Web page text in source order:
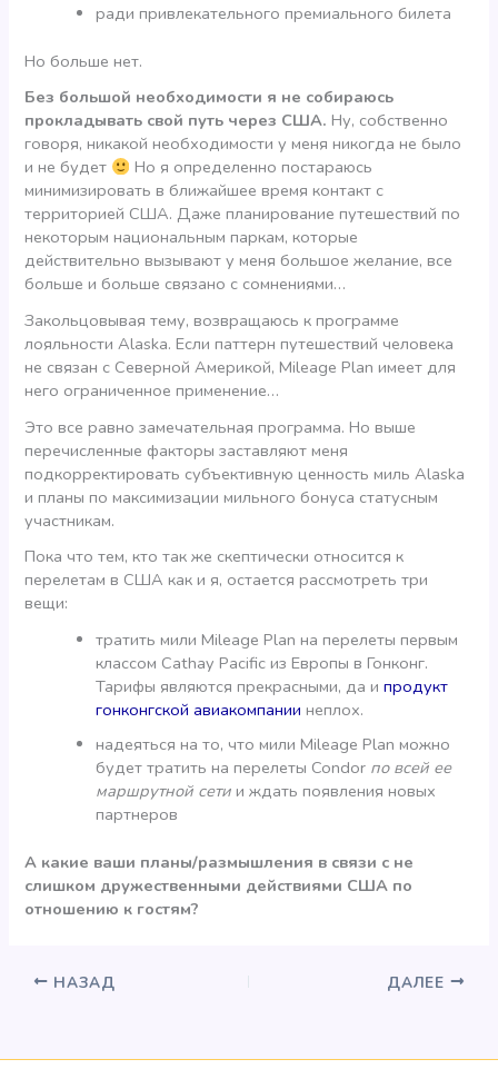
ради привлекательного премиального билета
Но больше нет.
Без большой необходимости я не собираюсь
прокладывать свой путь через США. Ну, собственно
говоря, никакой необходимости у меня никогда не было
и не будет
Но я определенно постараюсь
минимизировать в ближайшее время контакт с
территорией США. Даже планирование путешествий по
некоторым национальным паркам, которые
действительно вызывают у меня большое желание, все
больше и больше связано с сомнениями…
Закольцовывая тему, возвращаюсь к программе
лояльности Alaska. Если паттерн путешествий человека
не связан с Северной Америкой, Mileage Plan имеет для
него ограниченное применение…
Это все равно замечательная программа. Но выше
перечисленные факторы заставляют меня
подкорректировать субъективную ценность миль Alaska
и планы по максимизации мильного бонуса статусным
участникам.
Пока что тем, кто так же скептически относится к
перелетам в США как и я, остается рассмотреть три
вещи:
тратить мили Mileage Plan на перелеты первым
классом Cathay Pacific из Европы в Гонконг.
Тарифы являются прекрасными, да ипродукт
гонконгской авиакомпании неплох.
надеяться на то, что мили Mileage Plan можно
будет тратить на перелеты Condor по всей ее
маршрутной сети и ждать появления новых
партнеров
А какие ваши планы/размышления в связи с не
слишком дружественными действиями США по
отношению к гостям?
НАЗАД ДАЛЕЕ